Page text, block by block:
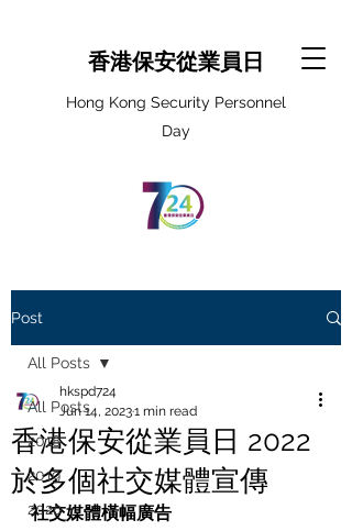
香港保安從業員日
Hong Kong Security Personnel
Day
Post
All Posts
2018
2019
2020
All Posts
香港保安從業員日 2022
於多個社交媒體宣傳
hkspd724
Jun 14, 20231 min read
社交媒體橫幅廣告